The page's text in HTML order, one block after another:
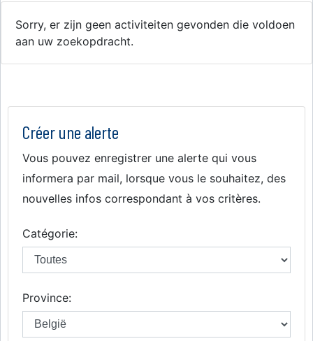
Sorry, er zijn geen activiteiten gevonden die voldoen
aan uw zoekopdracht.
Créer une alerte
Vous pouvez enregistrer une alerte qui vous
informera par mail, lorsque vous le souhaitez, des
nouvelles infos correspondant à vos critères.
Catégorie:
Province: